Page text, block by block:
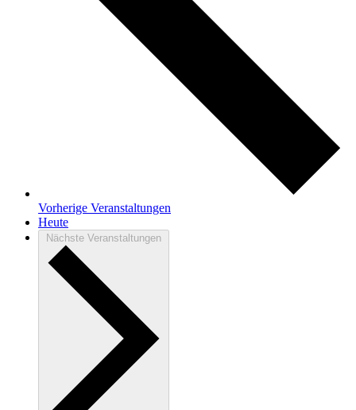
Vorherige Veranstaltungen
Heute
Nächste Veranstaltungen